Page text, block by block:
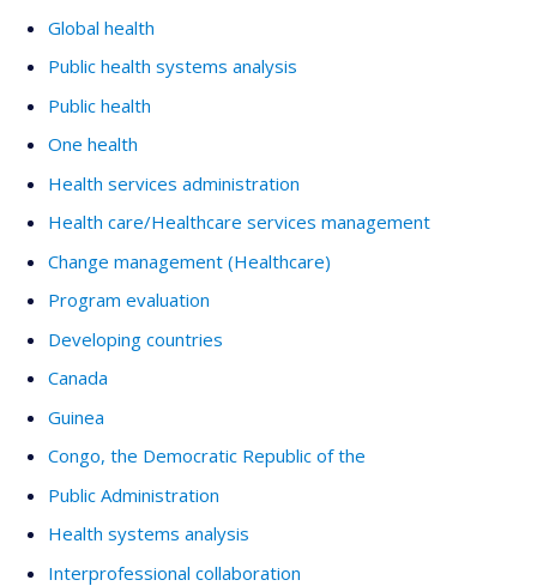
Global health
Public health systems analysis
Public health
One health
Health services administration
Health care/Healthcare services management
Change management (Healthcare)
Program evaluation
Developing countries
Canada
Guinea
Congo, the Democratic Republic of the
Public Administration
Health systems analysis
Interprofessional collaboration